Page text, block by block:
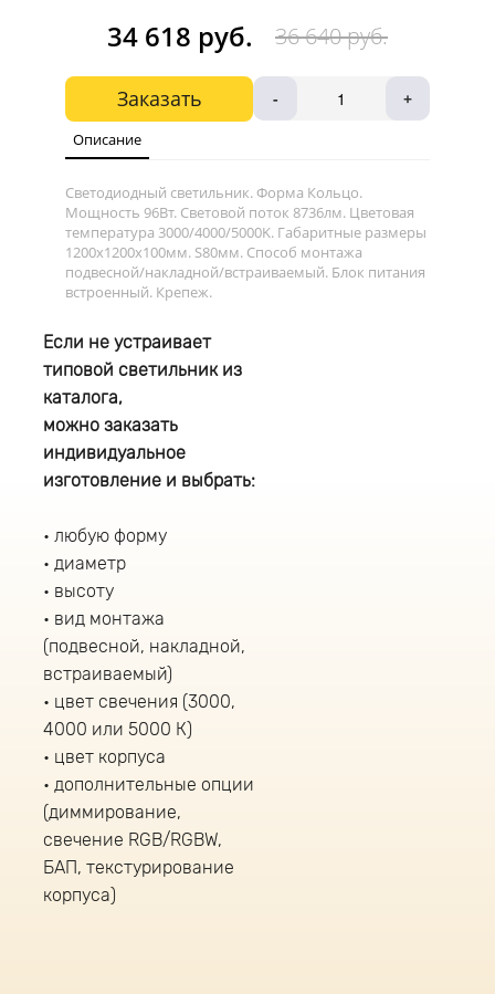
34 618 руб. 36 640 руб.
Заказать - +
Описание
Светодиодный светильник. Форма Кольцо.
Мощность 96Вт. Световой поток 8736лм. Цветовая
температура 3000/4000/5000K. Габаритные размеры
1200х1200х100мм. S80мм. Способ монтажа
подвесной/накладной/встраиваемый. Блок питания
встроенный. Крепеж.
Если не устраивает
типовой светильник из
каталога,
можно заказать
индивидуальное
изготовление и выбрать:
любую форму
диаметр
высоту
вид монтажа
(подвесной, накладной,
встраиваемый)
цвет свечения (3000,
4000 или 5000 К)
цвет корпуса
дополнительные опции
(диммирование,
свечение RGB/RGBW,
БАП, текстурирование
корпуса)